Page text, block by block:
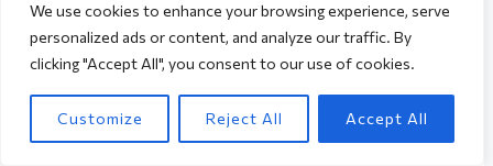
We use cookies to enhance your browsing experience, serve
personalized ads or content, and analyze our traffic. By
clicking "Accept All", you consent to our use of cookies.
Customize Reject All Accept All
Ζελίτα